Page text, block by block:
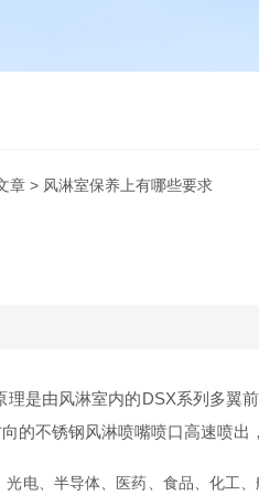
章 > 风淋室保养上有哪些要求
由风淋室内的DSX系列多翼前
的不锈钢风淋喷嘴喷口高速喷
、半导体、医药、食品、化工、